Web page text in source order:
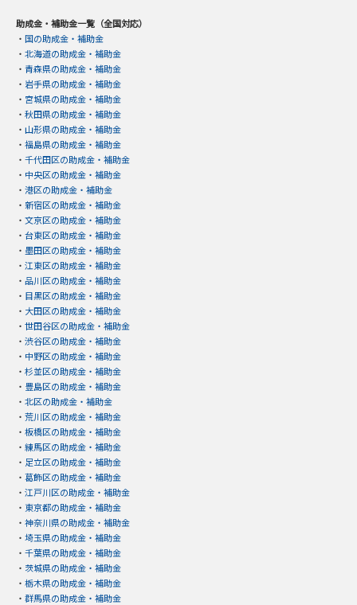
助成金・補助金一覧（全国対応）
・ 国の助成金・補助金
・ 北海道の助成金・補助金
・ 青森県の助成金・補助金
・ 岩手県の助成金・補助金
・ 宮城県の助成金・補助金
・ 秋田県の助成金・補助金
・ 山形県の助成金・補助金
・ 福島県の助成金・補助金
・ 千代田区の助成金・補助金
・ 中央区の助成金・補助金
・ 港区の助成金・補助金
・ 新宿区の助成金・補助金
・ 文京区の助成金・補助金
・ 台東区の助成金・補助金
・ 墨田区の助成金・補助金
・ 江東区の助成金・補助金
・ 品川区の助成金・補助金
・ 目黒区の助成金・補助金
・ 大田区の助成金・補助金
・ 世田谷区の助成金・補助金
・ 渋谷区の助成金・補助金
・ 中野区の助成金・補助金
・ 杉並区の助成金・補助金
・ 豊島区の助成金・補助金
・ 北区の助成金・補助金
・ 荒川区の助成金・補助金
・ 板橋区の助成金・補助金
・ 練馬区の助成金・補助金
・ 足立区の助成金・補助金
・ 葛飾区の助成金・補助金
・ 江戸川区の助成金・補助金
・ 東京都の助成金・補助金
・ 神奈川県の助成金・補助金
・ 埼玉県の助成金・補助金
・ 千葉県の助成金・補助金
・ 茨城県の助成金・補助金
・ 栃木県の助成金・補助金
・ 群馬県の助成金・補助金